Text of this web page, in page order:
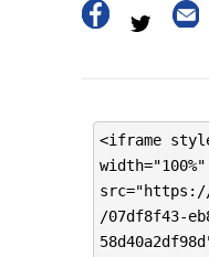
<iframe
/07df8f43-